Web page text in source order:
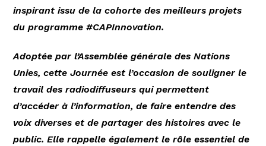
inspirant issu de la cohorte des meilleurs projets
du programme #CAPInnovation.
Adoptée par l’Assemblée générale des Nations
Unies, cette Journée est l’occasion de souligner le
travail des radiodiffuseurs qui permettent
d’accéder à l’information, de faire entendre des
voix diverses et de partager des histoires avec le
public. Elle rappelle également le rôle essentiel de